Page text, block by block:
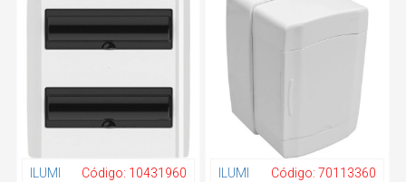
ILUMI Código: 10431960 ILUMI Código: 70113360